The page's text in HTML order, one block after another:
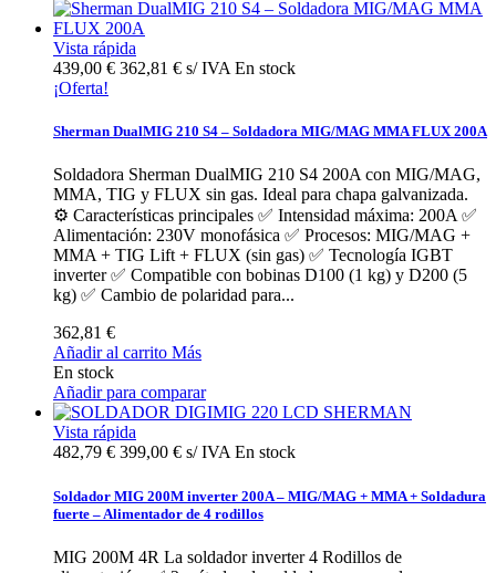
Vista rápida
439,00 € 362,81 € s/ IVA En stock
¡Oferta!
Sherman DualMIG 210 S4 – Soldadora MIG/MAG MMA FLUX 200A
Soldadora Sherman DualMIG 210 S4 200A con MIG/MAG,
MMA, TIG y FLUX sin gas. Ideal para chapa galvanizada.
⚙️ Características principales ✅ Intensidad máxima: 200A ✅
Alimentación: 230V monofásica ✅ Procesos: MIG/MAG +
MMA + TIG Lift + FLUX (sin gas) ✅ Tecnología IGBT
inverter ✅ Compatible con bobinas D100 (1 kg) y D200 (5
kg) ✅ Cambio de polaridad para...
362,81 €
Añadir al carrito Más
En stock
Añadir para comparar
Vista rápida
482,79 € 399,00 € s/ IVA En stock
Soldador MIG 200M inverter 200A – MIG/MAG + MMA + Soldadura
fuerte – Alimentador de 4 rodillos
MIG 200M 4R La soldador inverter 4 Rodillos de